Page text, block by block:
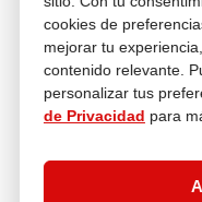
cookies de
mejorar tu
contenido relevante.
personalizar tus
de Privacidad para
Descubre más